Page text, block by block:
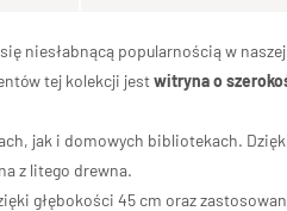
niesłabnącą popularnością w
tej kolekcji jestwitryna o
jak i domowych bibliotekach.
z litego drewna.
głębokości 45 cm oraz